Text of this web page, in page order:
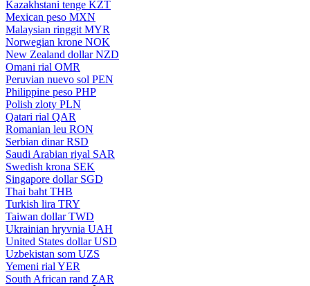
Kazakhstani tenge KZT
Mexican peso MXN
Malaysian ringgit MYR
Norwegian krone NOK
New Zealand dollar NZD
Omani rial OMR
Peruvian nuevo sol PEN
Philippine peso PHP
Polish zloty PLN
Qatari rial QAR
Romanian leu RON
Serbian dinar RSD
Saudi Arabian riyal SAR
Swedish krona SEK
Singapore dollar SGD
Thai baht THB
Turkish lira TRY
Taiwan dollar TWD
Ukrainian hryvnia UAH
United States dollar USD
Uzbekistan som UZS
Yemeni rial YER
South African rand ZAR